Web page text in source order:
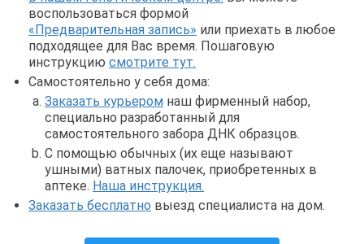
воспользоваться формой
«Предварительная запись» или приехать в любое
подходящее для Вас время. Пошаговую
инструкцию смотрите тут.
Самостоятельно у себя дома:
Заказать курьером наш фирменный набор,
специально разработанный для
самостоятельного забора ДНК образцов.
С помощью обычных (их еще называют
ушными) ватных палочек, приобретенных в
аптеке. Наша инструкция.
Заказать бесплатно выезд специалиста на дом.